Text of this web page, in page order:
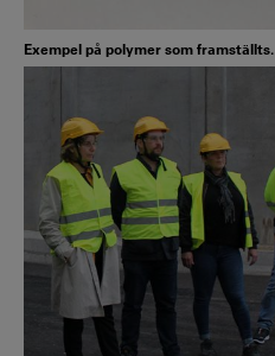
Exempel på polymer som framställts.